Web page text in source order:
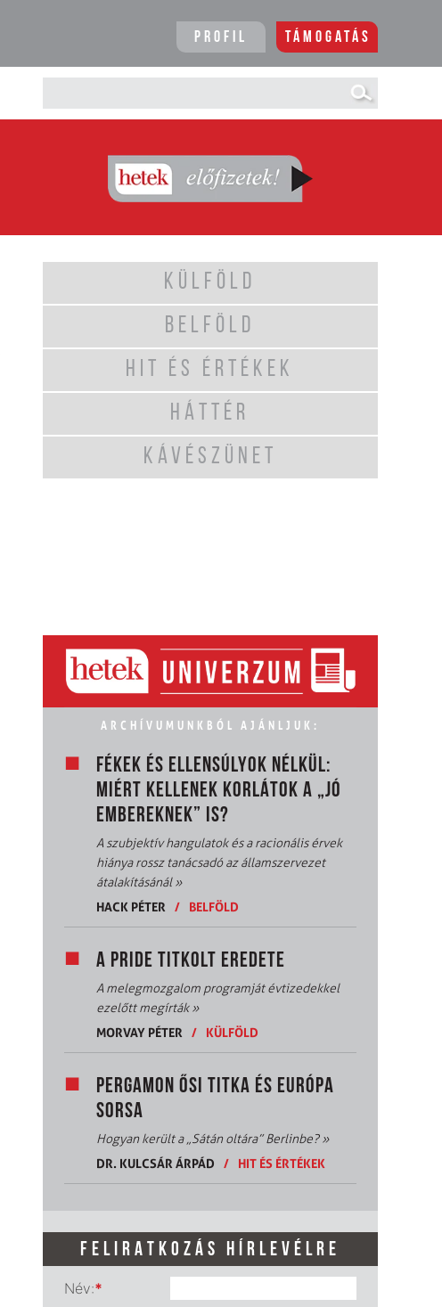
Profil Támogatás
KÜLFÖLD
BELFÖLD
HIT ÉS ÉRTÉKEK
HÁTTÉR
KÁVÉSZÜNET
ARCHÍVUMUNKBÓL AJÁNLJUK:
FÉKEK ÉS ELLENSÚLYOK NÉLKÜL:
MIÉRT KELLENEK KORLÁTOK A „JÓ
EMBEREKNEK” IS?
A szubjektív hangulatok és a racionális érvek
hiánya rossz tanácsadó az államszervezet
átalakításánál»
HACK PÉTER
/ BELFÖLD
A PRIDE TITKOLT EREDETE
A melegmozgalom programját évtizedekkel
ezelőtt megírták»
MORVAY PÉTER
/ KÜLFÖLD
PERGAMON ŐSI TITKA ÉS EURÓPA
SORSA
Hogyan került a „Sátán oltára” Berlinbe?»
DR. KULCSÁR ÁRPÁD
/ HIT ÉS ÉRTÉKEK
FELIRATKOZÁS HÍRLEVÉLRE
Név:*